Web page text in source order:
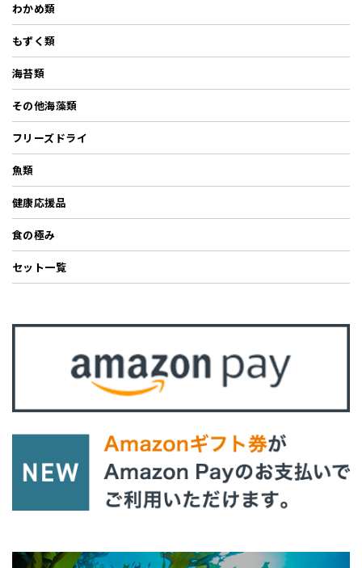
わかめ類
もずく類
海苔類
その他海藻類
フリーズドライ
魚類
健康応援品
食の極み
セット一覧